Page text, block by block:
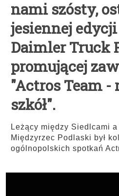
nami szósty,
jesiennej
Daimler Truck
promującej
"Actros Team -
szkół".
Leżący między Siedlcami a
Międzyrzec Podlaski był
ogólnopolskich spotkań